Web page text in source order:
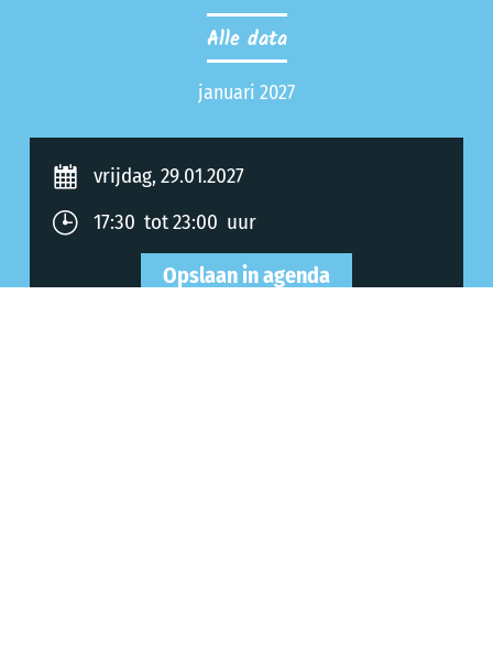
Alle data
januari 2027
vrijdag, 29.01.2027
17:30 tot 23:00 uur
Opslaan in agenda